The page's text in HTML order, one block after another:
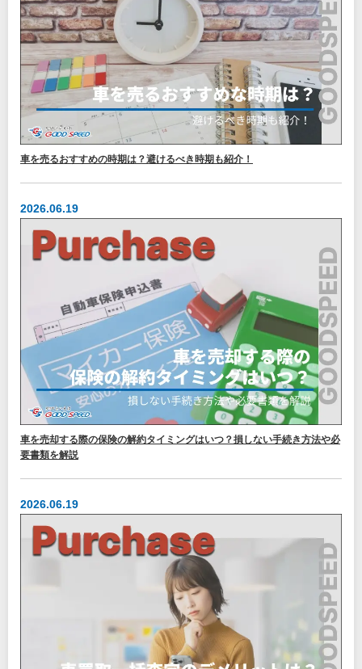
車を売るおすすめの時期は？避けるべき時期も紹介！
2026.06.19
車を売却する際の保険の解約タイミングはいつ？損しない手続き方法や必
要書類を解説
2026.06.19